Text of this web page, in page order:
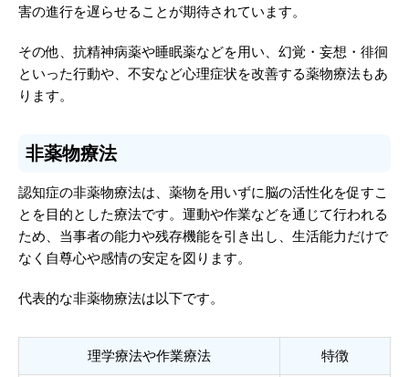
害の進行を遅らせることが期待されています。
その他、抗精神病薬や睡眠薬などを用い、幻覚・妄想・徘徊
といった行動や、不安など心理症状を改善する薬物療法もあ
ります。
非薬物療法
認知症の非薬物療法は、薬物を用いずに脳の活性化を促すこ
とを目的とした療法です。運動や作業などを通じて行われる
ため、当事者の能力や残存機能を引き出し、生活能力だけで
なく自尊心や感情の安定を図ります。
代表的な非薬物療法は以下です。
理学療法や作業療法 特徴